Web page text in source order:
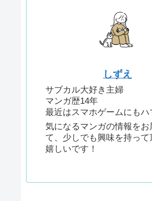
しずえ
サブカル大好き主婦
マンガ歴14年
最近はスマホゲームにもハ
気になるマンガの情報をお
て、少しでも興味を持って
嬉しいです！